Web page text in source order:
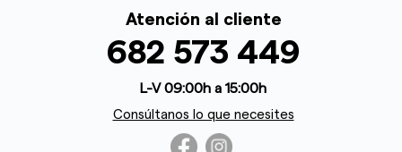
Atención al cliente
682 573 449
L-V 09:00h a 15:00h
Consúltanos lo que necesites